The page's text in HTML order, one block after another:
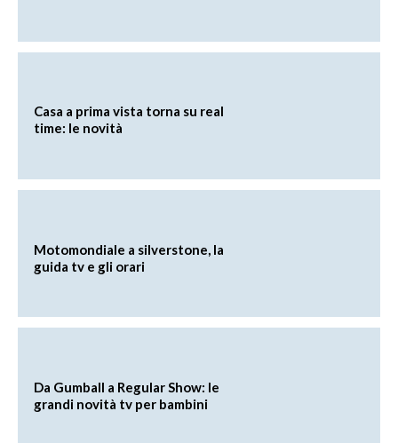
Casa a prima vista torna su real
time: le novità
Motomondiale a silverstone, la
guida tv e gli orari
Da Gumball a Regular Show: le
grandi novità tv per bambini